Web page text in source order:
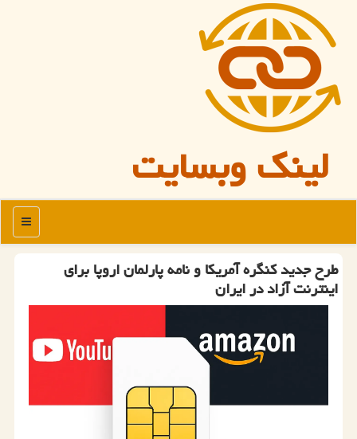
لینک وبسایت
منو
طرح جدید کنگره آمریکا و نامه پارلمان اروپا برای
اینترنت آزاد در ایران